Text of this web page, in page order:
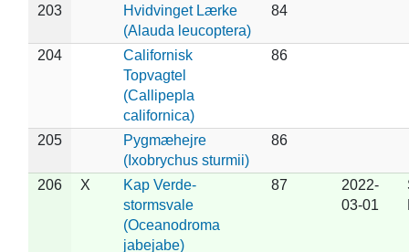
203
Hvidvinget Lærke
(Alauda leucoptera)
84
204
Californisk
Topvagtel
(Callipepla
californica)
86
205
Pygmæhejre
(Ixobrychus sturmii)
86
206 X
Kap Verde-
stormsvale
(Oceanodroma
jabejabe)
87
2022-
03-01